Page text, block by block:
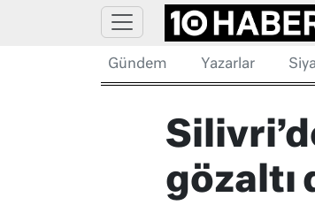
Gündem Yazarlar
gözaltı